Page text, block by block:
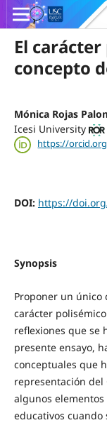
El
concepto
Mónica Rojas
Icesi University
https://
DOI: https://
Synopsis
Proponer un único
carácter
reflexiones que se
presente ensayo,
conceptuales que
representación del
algunos
educativos